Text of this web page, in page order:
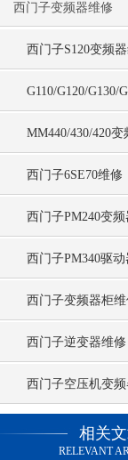
西门子变频器维修
西门子S120变频
G110/G120/G130/
MM440/430/420
西门子6SE70维修
西门子PM240变
西门子PM340驱
西门子变频器柜
西门子逆变器维修
西门子空压机变
相关
RELEVANT